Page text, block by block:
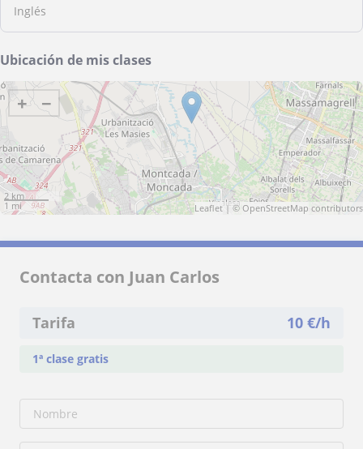
Inglés
Ubicación de mis clases
+ −
2 km
1 mi
Leaflet| © OpenStreetMap contributors
Contacta con Juan Carlos
Tarifa 10 €/h
1ª clase gratis